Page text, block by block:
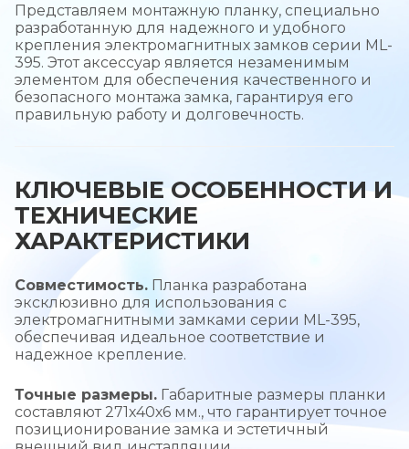
Представляем монтажную планку, специально
разработанную для надежного и удобного
крепления электромагнитных замков серии ML-
395. Этот аксессуар является незаменимым
элементом для обеспечения качественного и
безопасного монтажа замка, гарантируя его
правильную работу и долговечность.
КЛЮЧЕВЫЕ ОСОБЕННОСТИ И
ТЕХНИЧЕСКИЕ
ХАРАКТЕРИСТИКИ
Совместимость. Планка разработана
эксклюзивно для использования с
электромагнитными замками серии ML-395,
обеспечивая идеальное соответствие и
надежное крепление.
Точные размеры. Габаритные размеры планки
составляют 271х40х6 мм., что гарантирует точное
позиционирование замка и эстетичный